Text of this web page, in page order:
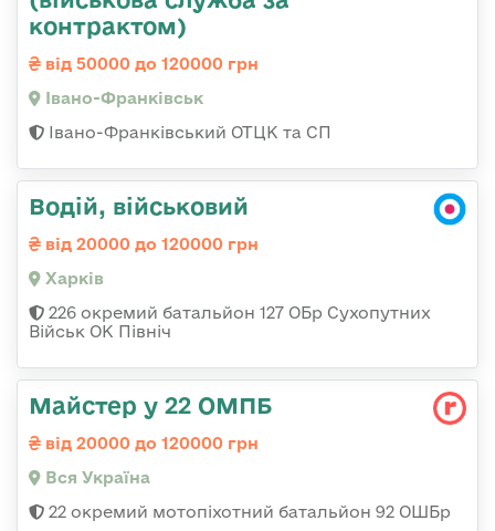
контрактом)
від 50000 до 120000 грн
Івано-Франківськ
Івано-Франківський ОТЦК та СП
Водій, військовий
від 20000 до 120000 грн
Харків
226 окремий батальйон 127 ОБр Сухопутних
Військ ОК Північ
Майстер у 22 ОМПБ
від 20000 до 120000 грн
Вся Україна
22 окремий мотопіхотний батальйон 92 ОШБр